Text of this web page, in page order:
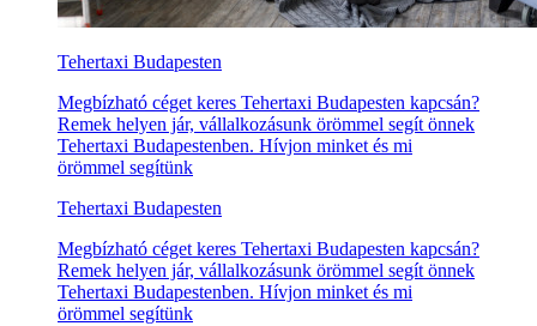
Tehertaxi Budapesten
Megbízható céget keres Tehertaxi Budapesten kapcsán?
Remek helyen jár, vállalkozásunk örömmel segít önnek
Tehertaxi Budapestenben. Hívjon minket és mi
örömmel segítünk
Tehertaxi Budapesten
Megbízható céget keres Tehertaxi Budapesten kapcsán?
Remek helyen jár, vállalkozásunk örömmel segít önnek
Tehertaxi Budapestenben. Hívjon minket és mi
örömmel segítünk